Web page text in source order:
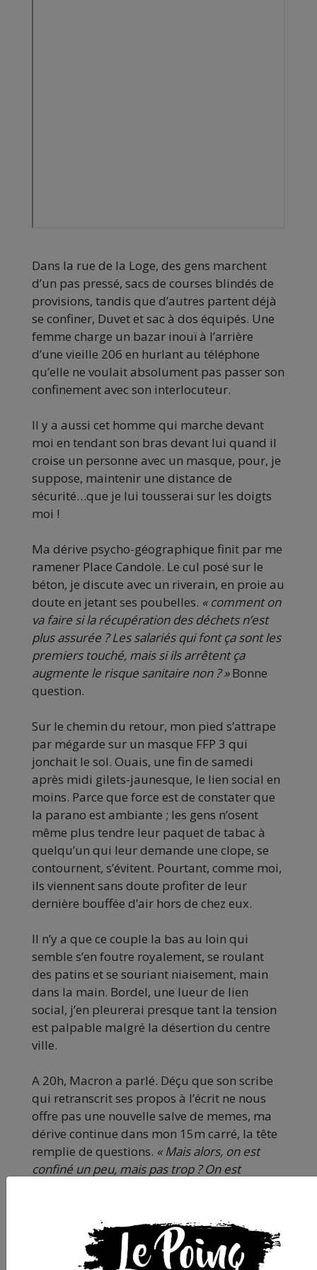
Dans la rue de la Loge, des gens marchent
d’un pas pressé, sacs de courses blindés de
provisions, tandis que d’autres partent déjà
se confiner, Duvet et sac à dos équipés. Une
femme charge un bazar inouï à l’arrière
d’une vieille 206 en hurlant au téléphone
qu’elle ne voulait absolument pas passer son
confinement avec son interlocuteur.
Il y a aussi cet homme qui marche devant
moi en tendant son bras devant lui quand il
croise un personne avec un masque, pour, je
suppose, maintenir une distance de
sécurité…que je lui tousserai sur les doigts
moi !
Ma dérive psycho-géographique finit par me
ramener Place Candole. Le cul posé sur le
béton, je discute avec un riverain, en proie au
doute en jetant ses poubelles. « comment on
va faire si la récupération des déchets n’est
plus assurée ? Les salariés qui font ça sont les
premiers touché, mais si ils arrêtent ça
augmente le risque sanitaire non ? »Bonne
question.
Sur le chemin du retour, mon pied s’attrape
par mégarde sur un masque FFP 3 qui
jonchait le sol. Ouais, une fin de samedi
après midi gilets-jaunesque, le lien social en
moins. Parce que force est de constater que
la parano est ambiante ; les gens n’osent
même plus tendre leur paquet de tabac à
quelqu’un qui leur demande une clope, se
contournent, s’évitent. Pourtant, comme moi,
ils viennent sans doute profiter de leur
dernière bouffée d’air hors de chez eux.
Il n’y a que ce couple la bas au loin qui
semble s’en foutre royalement, se roulant
des patins et se souriant niaisement, main
dans la main. Bordel, une lueur de lien
social, j’en pleurerai presque tant la tension
est palpable malgré la désertion du centre
ville.
A 20h, Macron a parlé. Déçu que son scribe
qui retranscrit ses propos à l’écrit ne nous
offre pas une nouvelle salve de memes, ma
dérive continue dans mon 15m carré, la tête
remplie de questions. « Mais alors, on est
confiné un peu, mais pas trop ? On est
sortir de chez moi sans prendre 135 euros
d’amende comme au Karnaval des Gueux ? »
Et puis merde, un journaliste gonzo